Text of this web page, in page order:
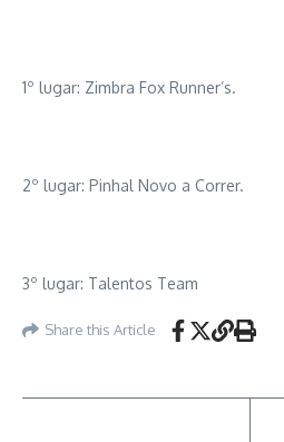
1º lugar: Zimbra Fox Runner’s.
2º lugar: Pinhal Novo a Correr.
3º lugar: Talentos Team
Share this Article